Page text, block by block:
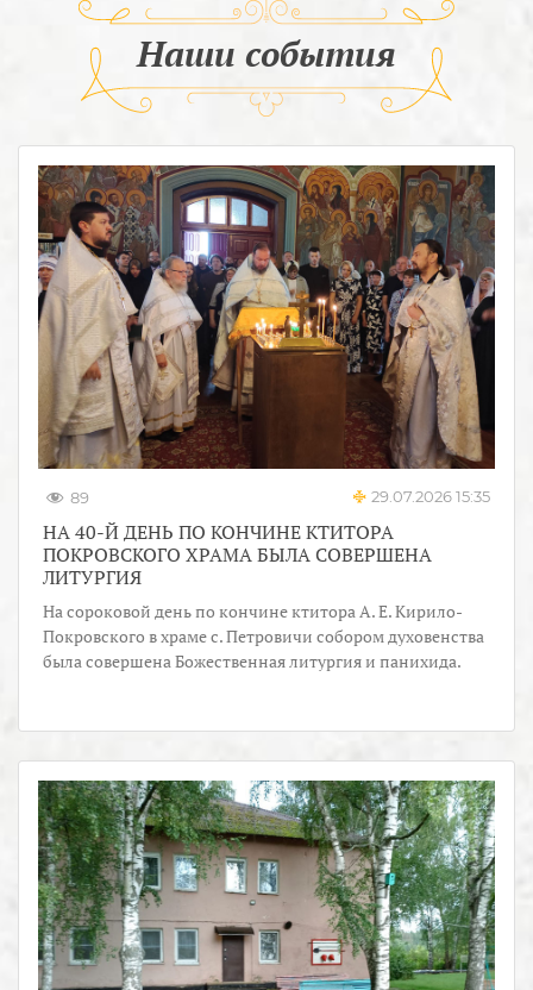
Наши события
89 29.07.2026 15:35
НА 40-Й ДЕНЬ ПО КОНЧИНЕ КТИТОРА
ПОКРОВСКОГО ХРАМА БЫЛА СОВЕРШЕНА
ЛИТУРГИЯ
На сороковой день по кончине ктитора А. Е. Кирило-
Покровского в храме с. Петровичи собором духовенства
была совершена Божественная литургия и панихида.